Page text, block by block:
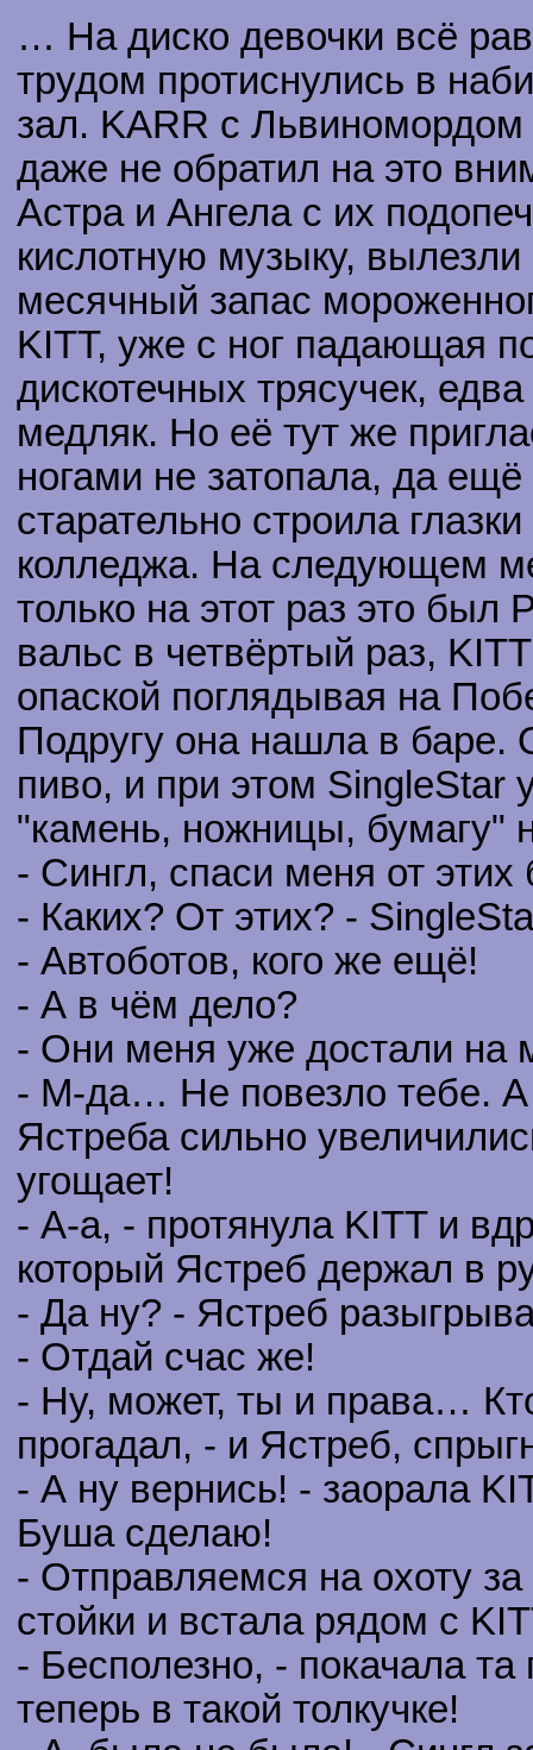
… На диско девочки всё
трудом протиснулись в
зал. KARR с Львиномордом
даже не обратил на это
Астра и Ангела с их
кислотную музыку, вылезли
месячный запас
KITT, уже с ног падающая
дискотечных трясучек,
медляк. Но её тут же
ногами не затопала, да
старательно строила
колледжа. На следующем
только на этот раз это
вальс в четвёртый раз,
опаской поглядывая на
Подругу она нашла в баре.
пиво, и при этом SingleStar
"камень, ножницы, бумагу"
- Сингл, спаси меня от этих
- Каких? От этих? -
- Автоботов, кого же ещё!
- А в чём дело?
- Они меня уже достали на
- М-да… Не повезло тебе. А
Ястреба сильно
угощает!
- А-а, - протянула KITT и
который Ястреб держал в
- Да ну? - Ястреб
- Отдай счас же!
- Ну, может, ты и права…
прогадал, - и Ястреб,
- А ну вернись! - заорала
Буша сделаю!
- Отправляемся на охоту
стойки и встала рядом с
- Бесполезно, - покачала та
теперь в такой толкучке!